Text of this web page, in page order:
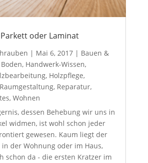
oder Laminat
| Mai 6, 2017| Bauen &
Boden, Handwerk-Wissen,
, Holzpflege,
Raumgestaltung, Reparatur,
, Wohnen
dessen Behebung wir uns in
widmen, ist wohl schon jeder
gewesen. Kaum liegt der
in der Wohnung oder im Haus,
schon da - die ersten Kratzer im